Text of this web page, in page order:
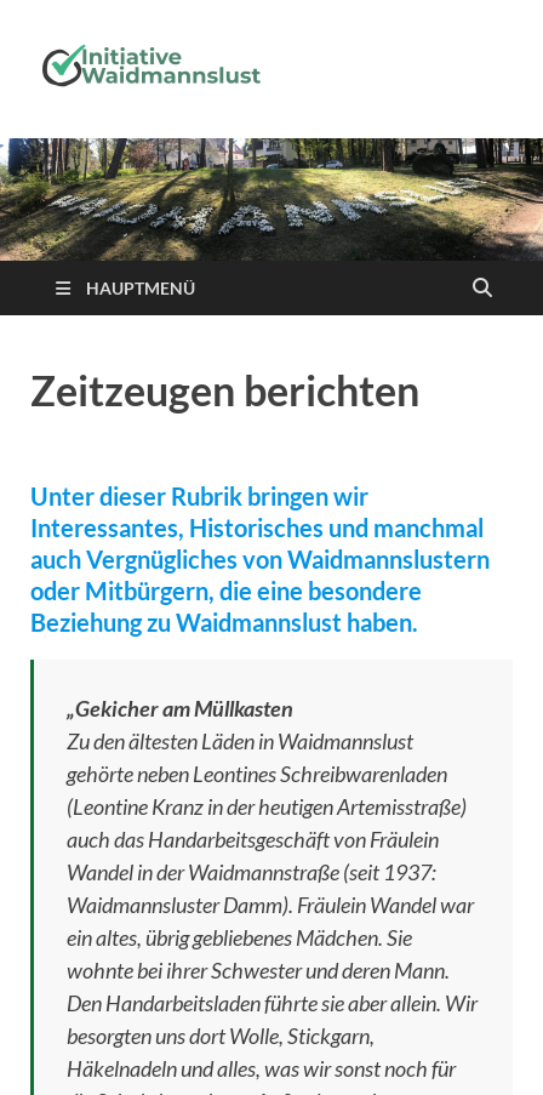
HAUPTMENÜ
Zeitzeugen berichten
Unter dieser Rubrik bringen wir
Interessantes, Historisches und manchmal
auch Vergnügliches von Waidmannslustern
oder Mitbürgern, die eine besondere
Beziehung zu Waidmannslust haben.
„Gekicher am Müllkasten
Zu den ältesten Läden in Waidmannslust
gehörte neben Leontines Schreibwarenladen
(Leontine Kranz in der heutigen Artemisstraße)
auch das Handarbeitsgeschäft von Fräulein
Wandel in der Waidmannstraße (seit 1937:
Waidmannsluster Damm). Fräulein Wandel war
ein altes, übrig gebliebenes Mädchen. Sie
wohnte bei ihrer Schwester und deren Mann.
Den Handarbeitsladen führte sie aber allein. Wir
besorgten uns dort Wolle, Stickgarn,
Häkelnadeln und alles, was wir sonst noch für